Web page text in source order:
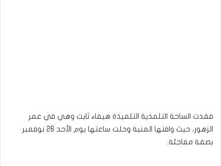
فقدت الساحة التلمذية التلميذة هيفاء ثابت وهي في عمر
الزهور، حيث وافتها المنية وحلت ساعتها يوم الأحد 26 نوفمبر
بصفة مفاجئة.